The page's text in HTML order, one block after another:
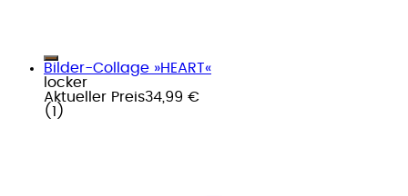
Bilder-Collage »HEART«
locker
Aktueller Preis34,99 €
( 1 )